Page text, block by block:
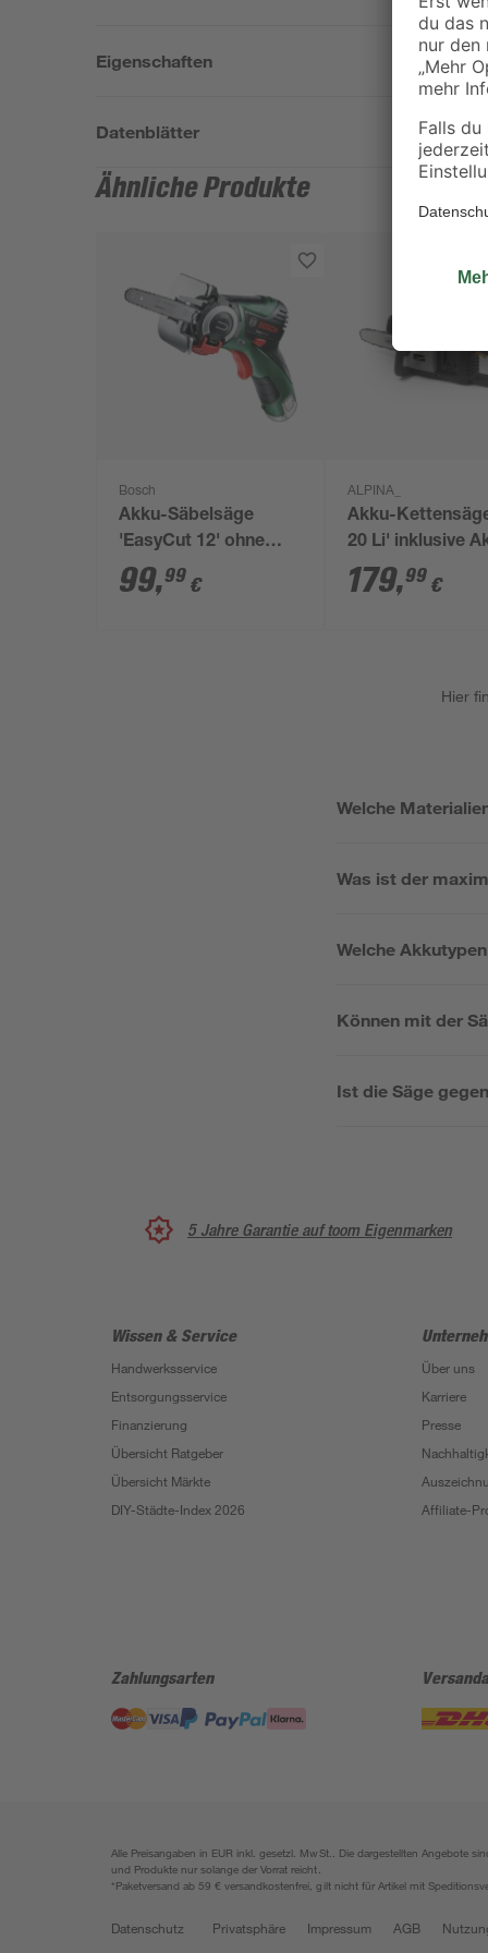
Eigenschaften
Datenblätter
Ähnliche Produkte
Bosch
Akku-Säbelsäge
'EasyCut 12' ohne
Akku
99,99 €
ALPINA_
Akku-
20 Li' inklusive
und Ladegerät
179,99 €
Hier
Welche
Was ist der
Welche
Können mit der
Ist die Säge
5 Jahre Garantie auf toom Eigenmarken
Wissen & Service
Handwerksservice
Entsorgungsservice
Finanzierung
Übersicht Ratgeber
Übersicht Märkte
DIY-Städte-Index 2026
Über uns
Karriere
Presse
Affiliate-
Zahlungsarten
Alle Preisangaben in EUR inkl. gesetzl. MwSt.. Die dargestellten Angebote
und Produkte nur solange der Vorrat reicht.
*Paketversand ab 59 € versandkostenfrei, gilt nicht für Artikel mit
Datenschutz Privatsphäre Impressum AGB